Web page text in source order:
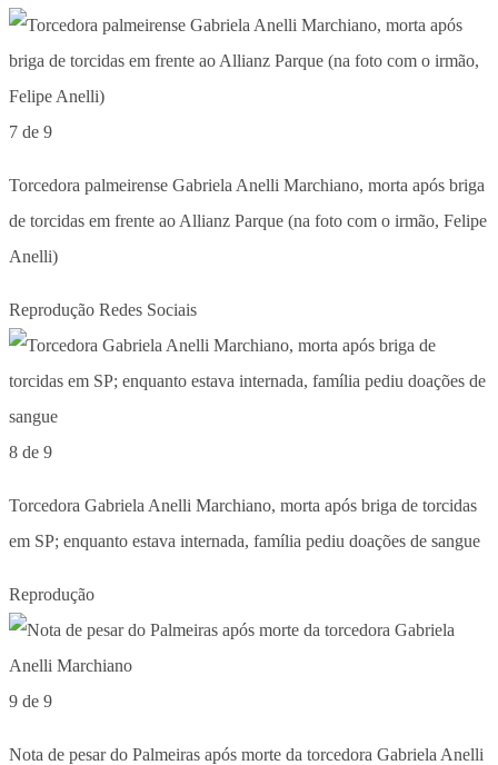
7 de 9
Torcedora palmeirense Gabriela Anelli Marchiano, morta após briga
de torcidas em frente ao Allianz Parque (na foto com o irmão, Felipe
Anelli)
Reprodução Redes Sociais
8 de 9
Torcedora Gabriela Anelli Marchiano, morta após briga de torcidas
em SP; enquanto estava internada, família pediu doações de sangue
Reprodução
9 de 9
Nota de pesar do Palmeiras após morte da torcedora Gabriela Anelli